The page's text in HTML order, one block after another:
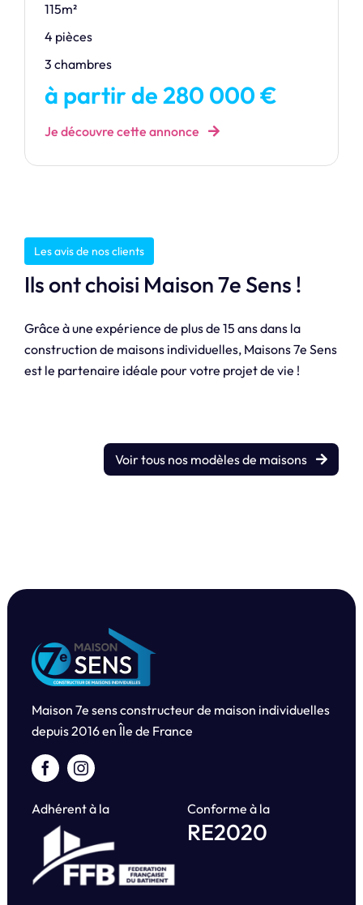
115m²
4 pièces
3 chambres
à partir de 280 000 €
Je découvre cette annonce
Les avis de nos clients
Ils ont choisi Maison 7e Sens !
Grâce à une expérience de plus de 15 ans dans la
construction de maisons individuelles, Maisons 7e Sens
est le partenaire idéale pour votre projet de vie !
Voir tous nos modèles de maisons
Maison 7e sens constructeur de maison individuelles
depuis2016 en Île de France
Adhérent à la Conforme à la
RE2020